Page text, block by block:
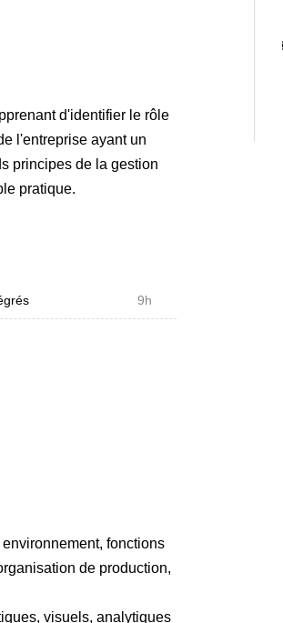
d'identifier le rôle
l'entreprise ayant un
principes de la gestion
pratique.
9h
fonctions
de production,
visuels, analytiques